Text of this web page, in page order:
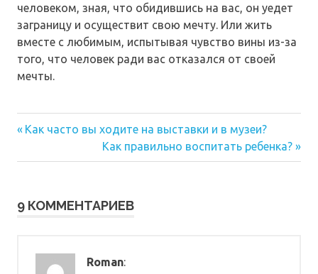
человеком, зная, что обидившись на вас, он уедет
заграницу и осуществит свою мечту. Или жить
вместе с любимым, испытывая чувство вины из-за
того, что человек ради вас отказался от своей
мечты.
Навигация
по
Предыдущая
Как часто вы ходите на выставки и в музеи?
Следующая
запись:
Как правильно воспитать ребенка?
9 КОММЕНТАРИЕВ
Roman: